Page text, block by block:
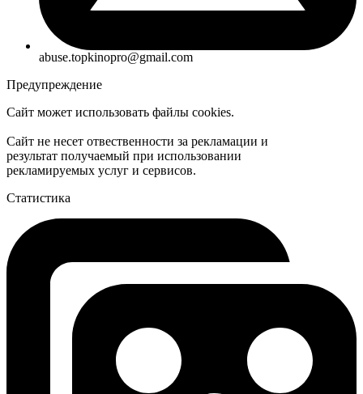
abuse.topkinopro@gmail.com
Предупреждение
Сайт может использовать файлы cookies.
Сайт не несет отвественности за рекламации и
результат получаемый при использовании
рекламируемых услуг и сервисов.
Статистика